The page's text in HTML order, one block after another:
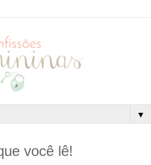
▼
você lê!